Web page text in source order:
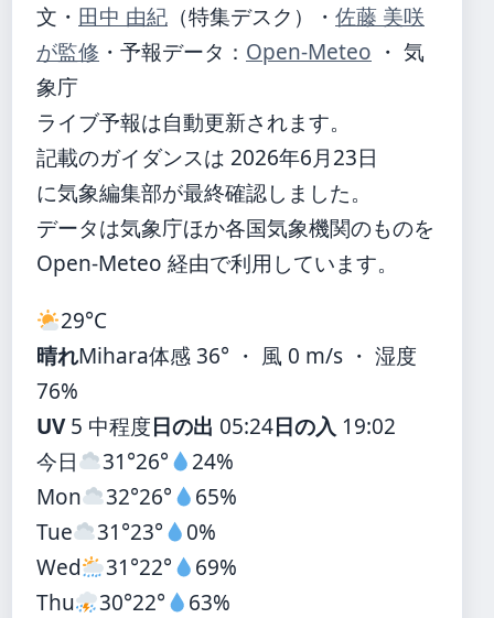
文・ 田中 由紀 （特集デスク） ・ 佐藤 美咲
が監修 ・ 予報データ： Open-Meteo ・ 気
象庁
ライブ予報は自動更新されます。
記載のガイダンスは 2026年6月23日
に気象編集部が最終確認しました。
データは気象庁ほか各国気象機関のものを
Open-Meteo 経由で利用しています。
29°C
晴れMihara体感 36° ・ 風 0 m/s ・ 湿度
76%
UV5 中程度日の出 05:24日の入 19:02
今日
31°26°
24%
Mon
32°26°
65%
Tue
31°23°
0%
Wed
31°22°
69%
Thu
30°22°
63%